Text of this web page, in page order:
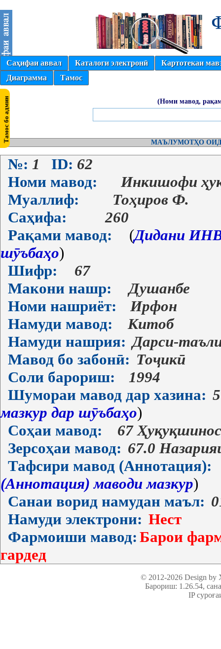
Саҳифаи аввал Каталоги электронӣ
Картотекаи
Диаграмма
Тамос
(Номи мавод,
МАЪЛУМОТҲО
№: 1 ID: 62
Номи мавод:
Инкишофи
Муаллиф:
Тоҳиров Ф.
Саҳифа:
260
Рақами мавод:
(Дидани
шӯъбаҳо)
Шифр:
67
Макони нашр:
Душанбе
Номи нашриёт:
Ирфон
Намуди мавод:
Китоб
Намуди нашрия: Дарси-
Мавод бо забонӣ: Тоҷикӣ
Соли барориш:
1994
Шумораи мавод дар хазина:
мазкур дар шӯъбаҳо)
Соҳаи мавод:
67
Зерсоҳаи мавод: 67.0
Тафсири мавод (Аннотация):
(Аннотация) маводи мазкур)
Санаи ворид намудан маъл:
Намуди электрони: Нест
Фармоиши мавод: Барои
гардед
© 2012-2026 Design
Барориш: 1.26.54,
IP